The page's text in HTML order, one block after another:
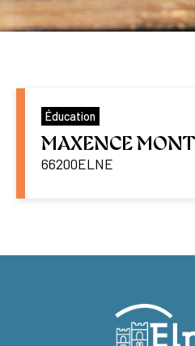
Éducation
MAXENCE
66200ELNE